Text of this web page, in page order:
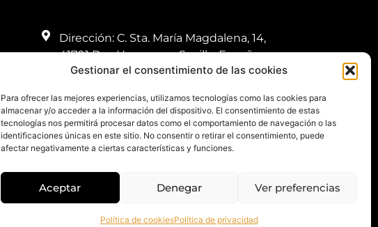
Gestionar el consentimiento de las cookies
Para ofrecer las mejores experiencias, utilizamos tecnologías como las cookies para
almacenar y/o acceder a la información del dispositivo. El consentimiento de estas
tecnologías nos permitirá procesar datos como el comportamiento de navegación o las
identificaciones únicas en este sitio. No consentir o retirar el consentimiento, puede
afectar negativamente a ciertas características y funciones.
Aceptar Denegar Ver preferencias
Política de cookiesPolítica de privacidad
Dirección: C. Sta. María Magdalena, 14,
41701 Dos Hermanas, Sevilla, España
Teléfono +34 694 46 69 91
Horario: Lunes a Viernes de 10:00 a
13:30 hs y 17:30 a 20:30 hs. Sábados de
10:30 a 14:00 hs.